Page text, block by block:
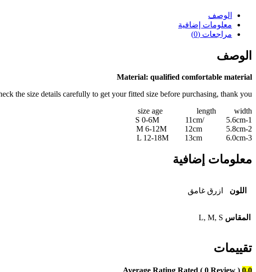
الوصف
معلومات إضافية
مراجعات (0)
الوصف
Material: qualified comfortable material
the size details carefully to get your fitted size before purchasing, thank you.
size age length width
1-S 0-6M 11cm/ 5.6cm
2-M 6-12M 12cm 5.8cm
3-L 12-18M 13cm 6.0cm
معلومات إضافية
اللون ازرق غامق
المقاس L, M, S
تقييمات
0.0
Average Rating Rated ( 0 Review )